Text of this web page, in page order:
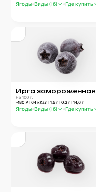
Ягоды Виды (16) Где купить
Ирга замороженная
На 100 г:
~180 ₽| 64 кКал| 1,5 г| 0,3 г| 14,6 г
Ягоды Виды (16) Где купить